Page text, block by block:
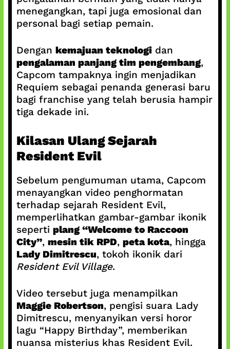
menegangkan, tapi juga emosional dan
personal bagi setiap pemain.
Dengan kemajuan teknologidan
pengalaman panjang tim pengembang,
Capcom tampaknya ingin menjadikan
Requiem sebagai penanda generasi baru
bagi franchise yang telah berusia hampir
tiga dekade ini.
Kilasan Ulang Sejarah
Resident Evil
Sebelum pengumuman utama, Capcom
menayangkan video penghormatan
terhadap sejarah Resident Evil,
memperlihatkan gambar-gambar ikonik
seperti plang “Welcome to Raccoon
City”, mesin tik RPD, peta kota, hingga
Lady Dimitrescu, tokoh ikonik dari
Resident Evil Village.
Video tersebut juga menampilkan
Maggie Robertson, pengisi suara Lady
Dimitrescu, menyanyikan versi horor
lagu “Happy Birthday”, memberikan
nuansa misterius khas Resident Evil.